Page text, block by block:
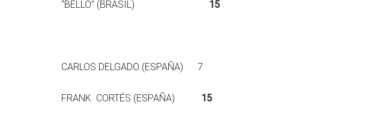
“BELLO” (BRASIL) 15
CARLOS DELGADO (ESPAÑA) 7
FRANK CORTÉS (ESPAÑA) 15